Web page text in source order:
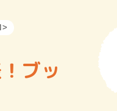
ブッ